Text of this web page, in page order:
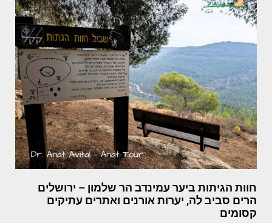
חוות הגיתות ביער עמינדב הר שלמון – ירושלים
הרים סביב לה, יערות אורנים ואתרים עתיקים
קסומים